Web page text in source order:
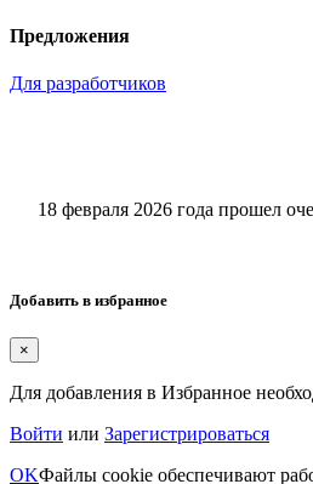
Предложения
Для разработчиков
18 февраля 2026 года прошел
Добавить в избранное
×
Для добавления в Избранное
Войти или Зарегистрироваться
OKФайлы cookie обеспечивают